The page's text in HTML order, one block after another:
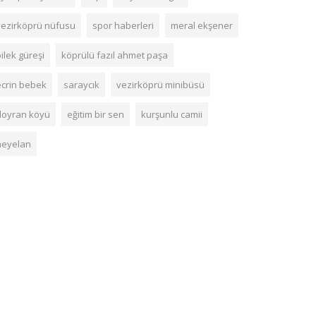
nüfusu spor haberleri meral ekşener
güreşi köprülü fazıl ahmet paşa
bebek saraycık vezirköprü minibüsü
köyü eğitim bir sen kurşunlu camii